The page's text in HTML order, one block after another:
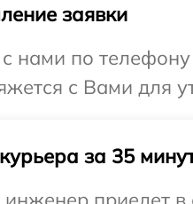
заявки
нами по телефону
с Вами для
за 35